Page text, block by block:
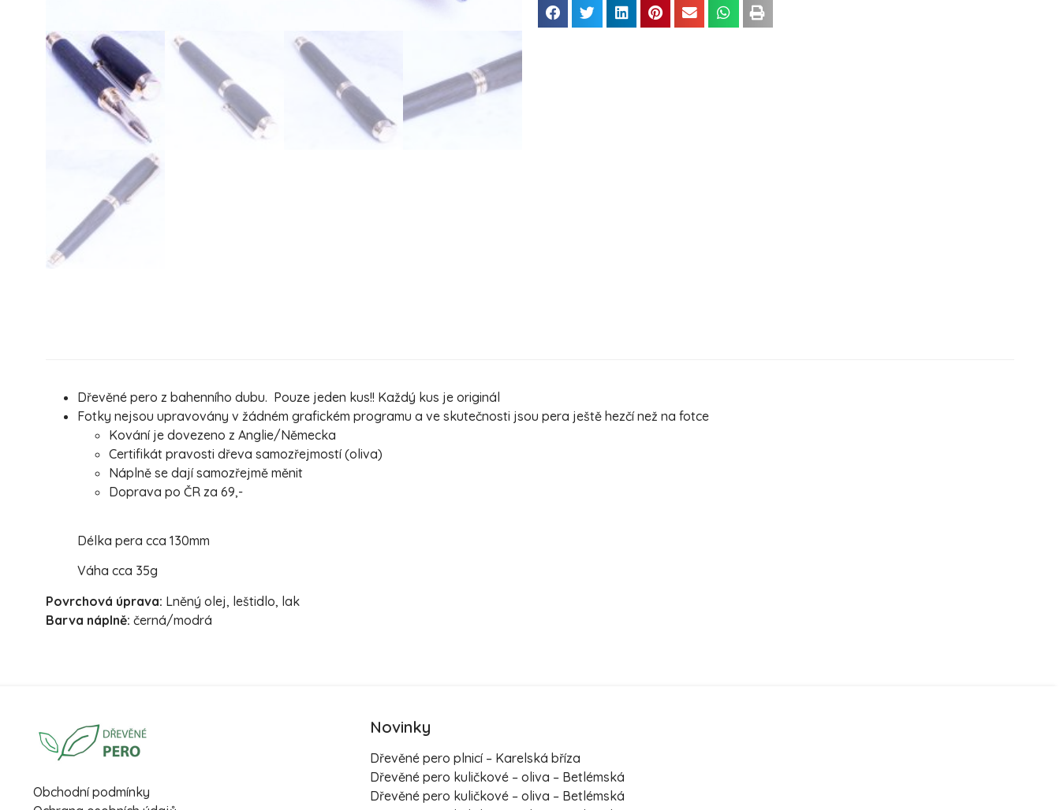
Dřevěné pero z bahenního dubu. Pouze jeden kus!! Každý kus je originál
Fotky nejsou upravovány v žádném grafickém programu a ve skutečnosti jsou pera ještě hezčí než na fotce
Kování je dovezeno z Anglie/Německa
Certifikát pravosti dřeva samozřejmostí (oliva)
Náplně se dají samozřejmě měnit
Doprava po ČR za 69,-
Délka pera cca 130mm
Váha cca 35g
Povrchová úprava: Lněný olej, leštidlo, lak
Barva náplně: černá/modrá
Obchodní podmínky
Novinky
Dřevěné pero plnicí – Karelská bříza
Dřevěné pero kuličkové – oliva – Betlémská
Dřevěné pero kuličkové – oliva – Betlémská